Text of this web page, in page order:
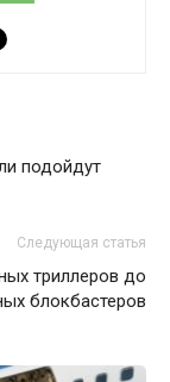
подойдут
Следующая статья
триллеров до
блокбастеров